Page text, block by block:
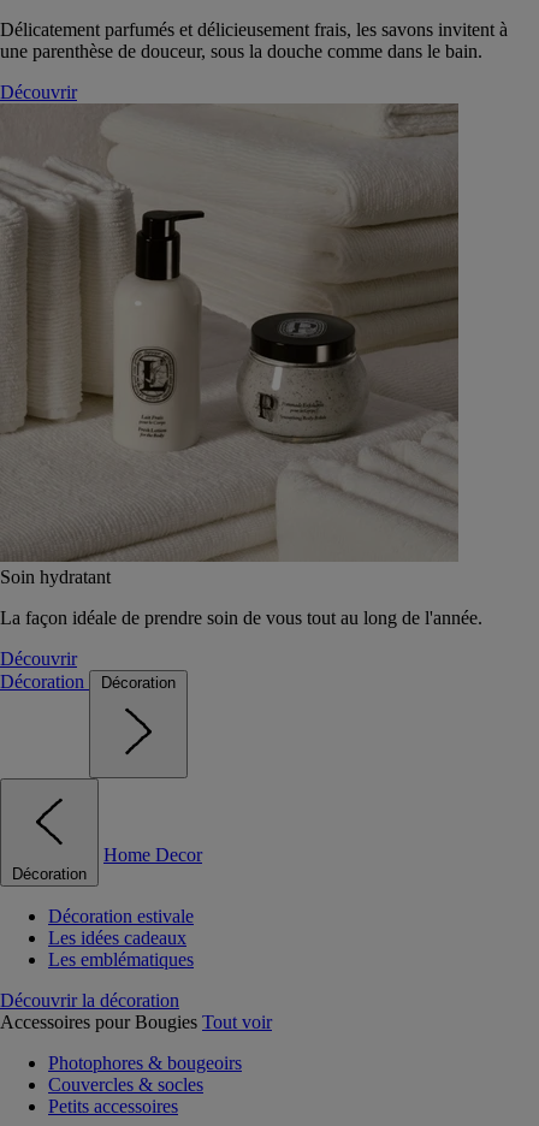
Délicatement parfumés et délicieusement frais, les savons invitent à
une parenthèse de douceur, sous la douche comme dans le bain.
Découvrir
Soin hydratant
La façon idéale de prendre soin de vous tout au long de l'année.
Découvrir
Décoration
Décoration
Décoration
Home Decor
Décoration estivale
Les idées cadeaux
Les emblématiques
Découvrir la décoration
Accessoires pour Bougies Tout voir
Photophores & bougeoirs
Couvercles & socles
Petits accessoires